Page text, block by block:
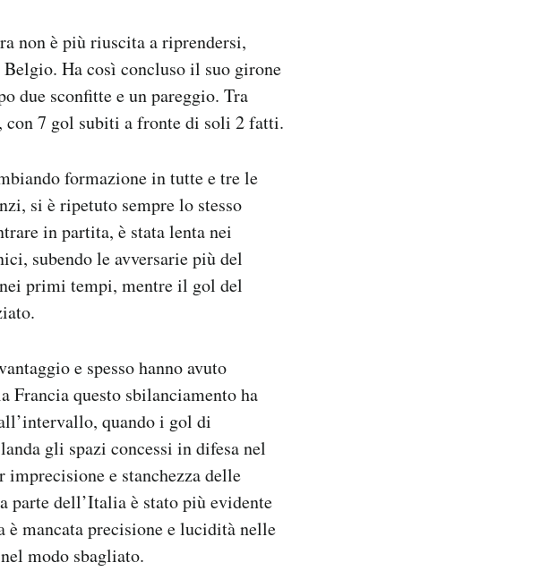
non è più riuscita a riprendersi,
Belgio. Ha così concluso il suo girone
due sconfitte e un pareggio. Tra
con 7 gol subiti a fronte di soli 2 fatti.
formazione in tutte e tre le
si è ripetuto sempre lo stesso
in partita, è stata lenta nei
subendo le avversarie più del
primi tempi, mentre il gol del
e spesso hanno avuto
Francia questo sbilanciamento ha
quando i gol di
gli spazi concessi in difesa nel
imprecisione e stanchezza delle
dell’Italia è stato più evidente
è mancata precisione e lucidità nelle
modo sbagliato.